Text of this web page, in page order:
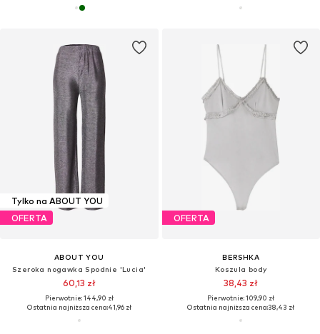
Tylko na ABOUT YOU
OFERTA
ABOUT YOU
Szeroka nogawka Spodnie 'Lucia'
60,13 zł
Pierwotnie: 144,90 zł
Ostatnia najniższa cena:41,96 zł
OFERTA
BERSHKA
Koszula body
38,43 zł
Pierwotnie: 109,90 zł
Ostatnia najniższa cena:38,43 zł